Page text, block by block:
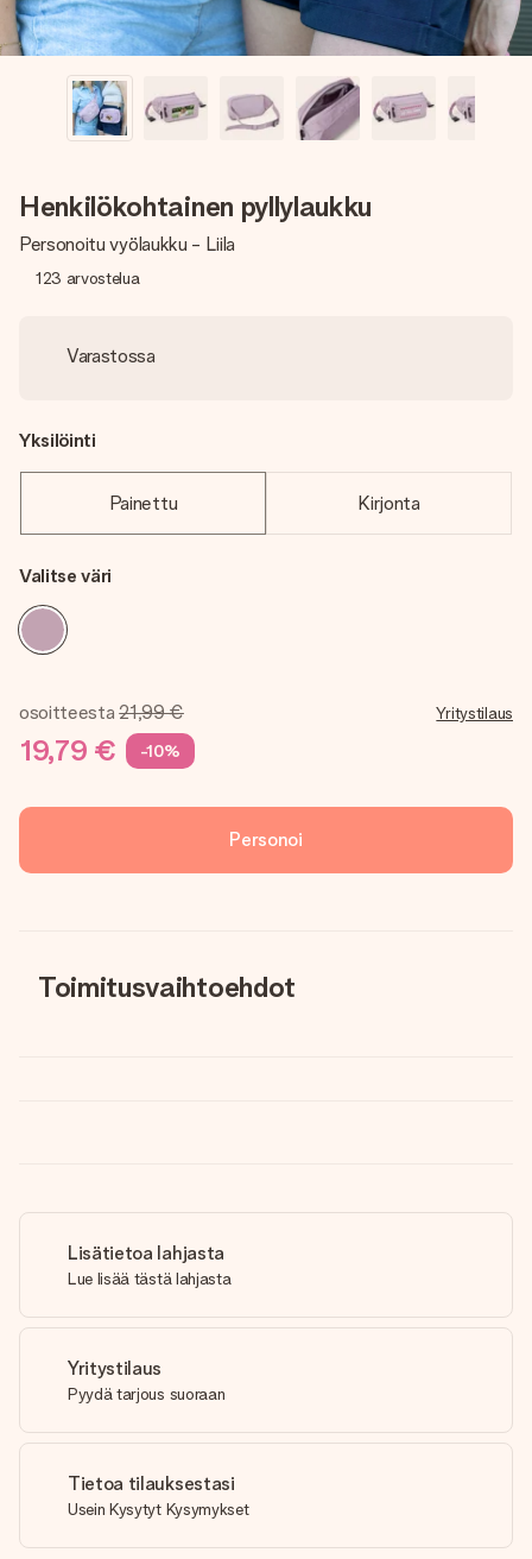
Henkilökohtainen pyllylaukku
Personoitu vyölaukku - Liila
123 arvostelua
Varastossa
Yksilöinti
Painettu Kirjonta
Valitse väri
osoitteesta 21,99 €
19,79 € -10%
Yritystilaus
Personoi
Toimitusvaihtoehdot
Lisätietoa lahjasta
Lue lisää tästä lahjasta
Yritystilaus
Pyydä tarjous suoraan
Tietoa tilauksestasi
Usein Kysytyt Kysymykset